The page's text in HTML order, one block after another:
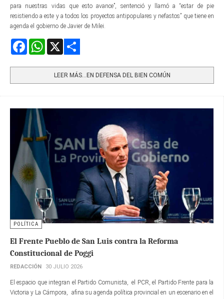
para nuestras vidas que esto avance”, sentenció y llamó a “estar de pie
resistiendo a este y a todos los proyectos antipopulares y nefastos” que tiene en
agenda el gobierno de Javier de Milei.
FacebookWhatsApp
LEER MÁS…EN DEFENSA DEL BIEN COMÚN
POLÍTICA
El Frente Pueblo de San Luis contra la Reforma
Constitucional de Poggi
REDACCIÓN 30 JULIO 2026
El espacio que integran el Partido Comunista, el PCR, el Partido Frente para la
Victoria y La Cámpora, afina su agenda política provincial en un escenario en el